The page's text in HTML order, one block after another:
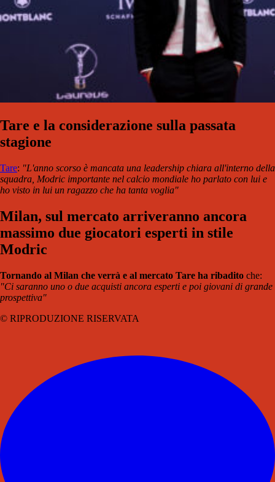
Tare e la considerazione sulla passata
stagione
Tare: "L'anno scorso è mancata una leadership chiara all'interno della
squadra, Modric importante nel calcio mondiale ho parlato con lui e
ho visto in lui un ragazzo che ha tanta voglia"
Milan, sul mercato arriveranno ancora
massimo due giocatori esperti in stile
Modric
Tornando al Milan che verrà e al mercato Tare ha ribadito che:
"Ci saranno uno o due acquisti ancora esperti e poi giovani di grande
prospettiva"
© RIPRODUZIONE RISERVATA